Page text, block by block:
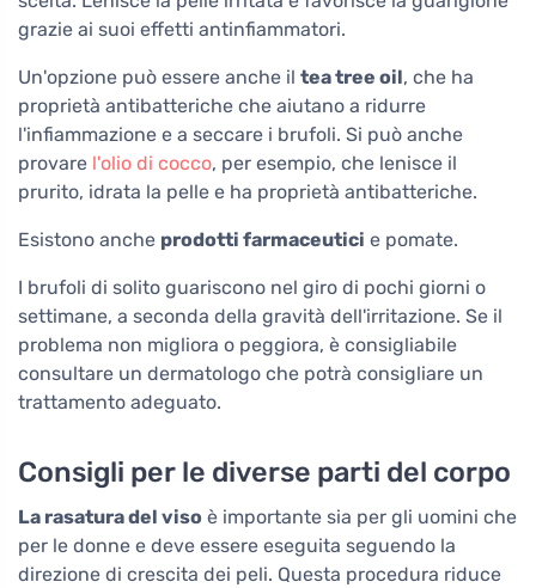
grazie ai suoi effetti antinfiammatori.
Un'opzione può essere anche il tea tree oil, che ha
proprietà antibatteriche che aiutano a ridurre
l'infiammazione e a seccare i brufoli. Si può anche
provare l'olio di cocco, per esempio, che lenisce il
prurito, idrata la pelle e ha proprietà antibatteriche.
Esistono anche prodotti farmaceutici e pomate.
I brufoli di solito guariscono nel giro di pochi giorni o
settimane, a seconda della gravità dell'irritazione. Se il
problema non migliora o peggiora, è consigliabile
consultare un dermatologo che potrà consigliare un
trattamento adeguato.
Consigli per le diverse parti del corpo
La rasatura del viso è importante sia per gli uomini che
per le donne e deve essere eseguita seguendo la
direzione di crescita dei peli. Questa procedura riduce